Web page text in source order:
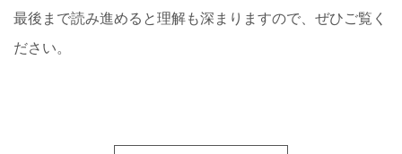
最後まで読み進めると理解も深まりますので、ぜひご覧く
ださい。